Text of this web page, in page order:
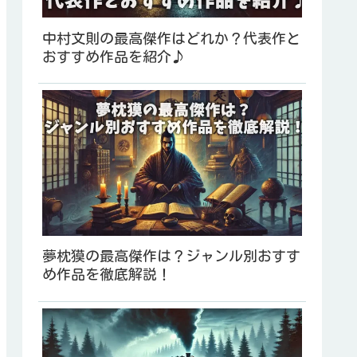
中村文則の最高傑作はどれか？代表作と
おすすめ作品を紹介♪
夢枕獏の最高傑作は？ジャンル別おすす
め作品を徹底解説！